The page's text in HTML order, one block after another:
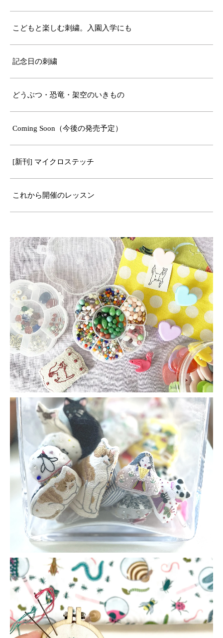
こどもと楽しむ刺繍。入園入学にも
記念日の刺繍
どうぶつ・恐竜・架空のいきもの
Coming Soon（今後の発売予定）
[新刊] マイクロステッチ
これから開催のレッスン